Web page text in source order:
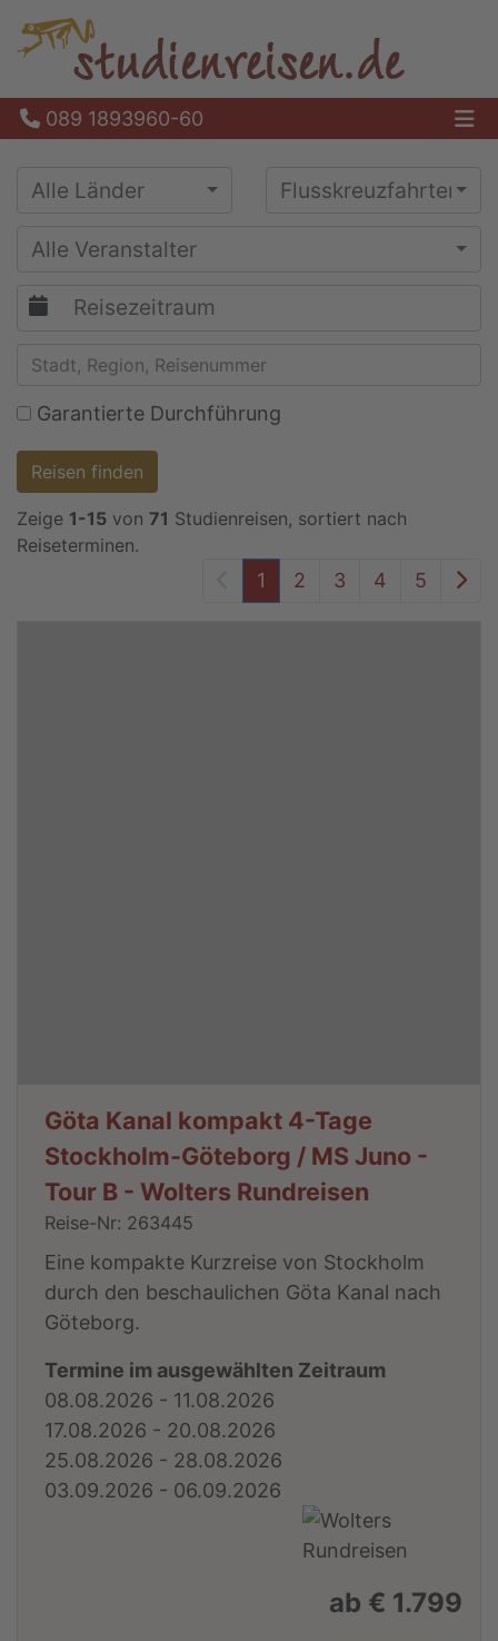
089 1893960-60
Alle Länder
Flusskreuzfahrten
Alle Veranstalter
Garantierte Durchführung
Reisen finden
Zeige 1-15 von 71 Studienreisen, sortiert nach
Reiseterminen.
Vorheriger Seite
1 2 3 4 5
Göta Kanal kompakt 4-Tage
Stockholm-Göteborg / MS Juno -
Tour B - Wolters Rundreisen
Reise-Nr: 263445
Eine kompakte Kurzreise von Stockholm
durch den beschaulichen Göta Kanal nach
Göteborg.
Termine im ausgewählten Zeitraum
08.08.2026 - 11.08.2026
17.08.2026 - 20.08.2026
25.08.2026 - 28.08.2026
03.09.2026 - 06.09.2026
ab € 1.799